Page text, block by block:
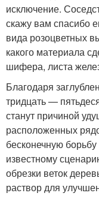
исключение.
скажу вам спасибо
вида розоцветных
какого материала
шифера, листа
Благодаря
тридцать —
станут причиной
расположенных
бесконечную
известному
обрезки веток
раствор для